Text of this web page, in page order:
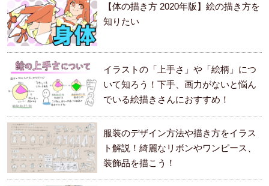
【体の描き方 2020年版】絵の描き方を
知りたい
イラストの「上手さ」や「絵柄」につ
いて知ろう！下手、画力がないと悩ん
でいる絵描きさんにおすすめ！
服装のデザイン方法や描き方をイラス
ト解説！綺麗なリボンやワンピース、
装飾品を描こう！